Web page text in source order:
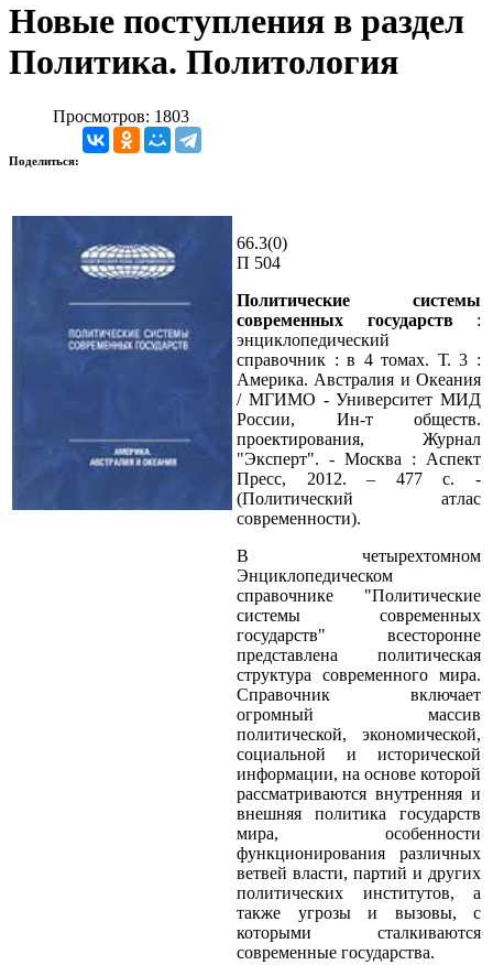
Новые поступления в раздел
Политика. Политология
Просмотров: 1803
Поделиться:
66.3(0)
П 504
Политические системы
современных государств :
энциклопедический
справочник : в 4 томах. Т. 3 :
Америка. Австралия и Океания
/ МГИМО - Университет МИД
России, Ин-т обществ.
проектирования, Журнал
"Эксперт". - Москва : Аспект
Пресс, 2012. – 477 с. -
(Политический атлас
современности).
В четырехтомном
Энциклопедическом
справочнике "Политические
системы современных
государств" всесторонне
представлена политическая
структура современного мира.
Справочник включает
огромный массив
политической, экономической,
социальной и исторической
информации, на основе которой
рассматриваются внутренняя и
внешняя политика государств
мира, особенности
функционирования различных
ветвей власти, партий и других
политических институтов, а
также угрозы и вызовы, с
которыми сталкиваются
современные государства.